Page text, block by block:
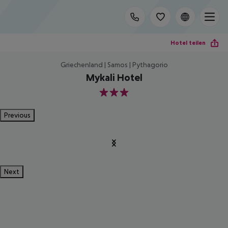
Hotel teilen
Griechenland | Samos | Pythagorio
Mykali Hotel
3
Previous
Next